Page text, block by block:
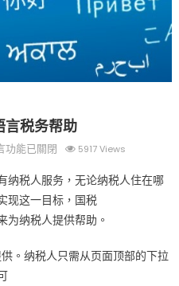
）
与钢琴家Darek演绎一场古筝
言税务帮助
功能已關閉 5917 Views
纳税人服务，无论纳税人住在哪
现这一目标，国税
为纳税人提供帮助。
。纳税人只需从页面顶部的下拉